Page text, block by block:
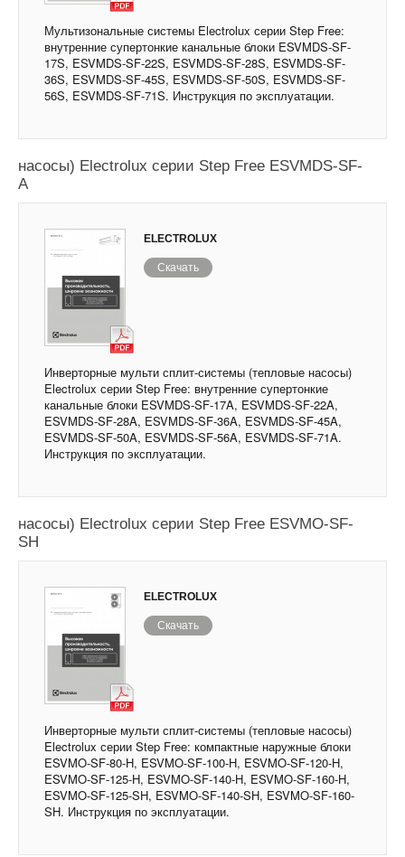
Мультизональные системы Electrolux серии Step Free:
внутренние супертонкие канальные блоки ESVMDS-SF-
17S, ESVMDS-SF-22S, ESVMDS-SF-28S, ESVMDS-SF-
36S, ESVMDS-SF-45S, ESVMDS-SF-50S, ESVMDS-SF-
56S, ESVMDS-SF-71S. Инструкция по эксплуатации.
насосы) Electrolux серии Step Free ESVMDS-SF-
A
ELECTROLUX
Скачать
Инверторные мульти сплит-системы (тепловые насосы)
Electrolux серии Step Free: внутренние супертонкие
канальные блоки ESVMDS-SF-17A, ESVMDS-SF-22A,
ESVMDS-SF-28A, ESVMDS-SF-36A, ESVMDS-SF-45A,
ESVMDS-SF-50A, ESVMDS-SF-56A, ESVMDS-SF-71A.
Инструкция по эксплуатации.
насосы) Electrolux серии Step Free ESVMO-SF-
SH
ELECTROLUX
Скачать
Инверторные мульти сплит-системы (тепловые насосы)
Electrolux серии Step Free: компактные наружные блоки
ESVMO-SF-80-H, ESVMO-SF-100-H, ESVMO-SF-120-H,
ESVMO-SF-125-H, ESVMO-SF-140-H, ESVMO-SF-160-H,
ESVMO-SF-125-SH, ESVMO-SF-140-SH, ESVMO-SF-160-
SH. Инструкция по эксплуатации.